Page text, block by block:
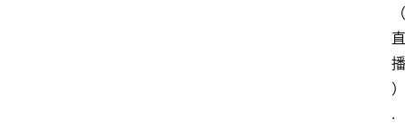
（
直
播
）
.